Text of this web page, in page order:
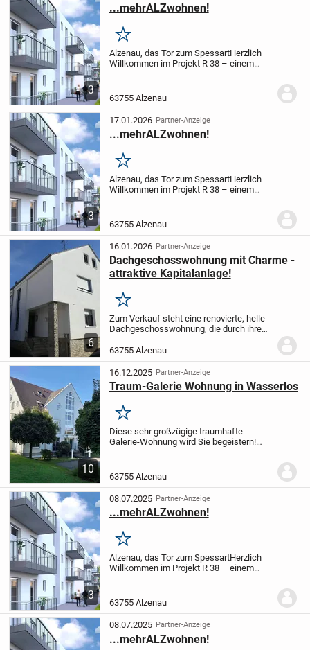
3
...mehrALZwohnen!
Merken
Alzenau, das Tor zum SpessartHerzlich
Willkommen im Projekt R 38 – einem
hochwertige Appartements im KfW 40
Standard, die...
63755 Alzenau
3
17.01.2026 Partner-Anzeige
...mehrALZwohnen!
Merken
Alzenau, das Tor zum SpessartHerzlich
Willkommen im Projekt R 38 – einem
hochwertigeAppartements im KfW 40
63755 Alzenau
6
16.01.2026 Partner-Anzeige
Dachgeschosswohnung mit Charme -
attraktive Kapitalanlage!
Merken
Zum Verkauf steht eine renovierte, helle
Dachgeschosswohnung, die durch ihre
Zustand überzeugt. Die Wohnung wurde
kürzlich neu gedämmt und bietet damit
ein angenehmes...
63755 Alzenau
10
16.12.2025 Partner-Anzeige
Traum-Galerie Wohnung in Wasserlos
Merken
Diese sehr großzügige traumhafte
Galerie-Wohnung wird Sie begeistern!
Eingangsbereich und von dort aus in den
63755 Alzenau
3
08.07.2025 Partner-Anzeige
...mehrALZwohnen!
Merken
Alzenau, das Tor zum SpessartHerzlich
Willkommen im Projekt R 38 – einem
hochwertige Appartements im KfW 40
63755 Alzenau
08.07.2025 Partner-Anzeige
...mehrALZwohnen!